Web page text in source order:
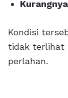
Kondisi
tidak terlihat
perlahan.